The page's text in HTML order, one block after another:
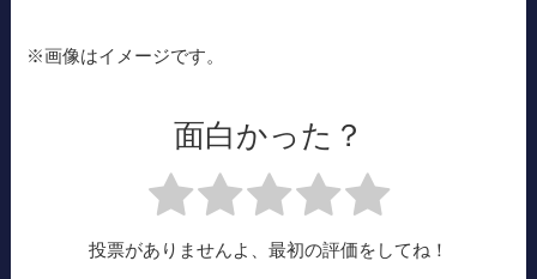
※画像はイメージです。
面白かった？
投票がありませんよ、最初の評価をしてね！